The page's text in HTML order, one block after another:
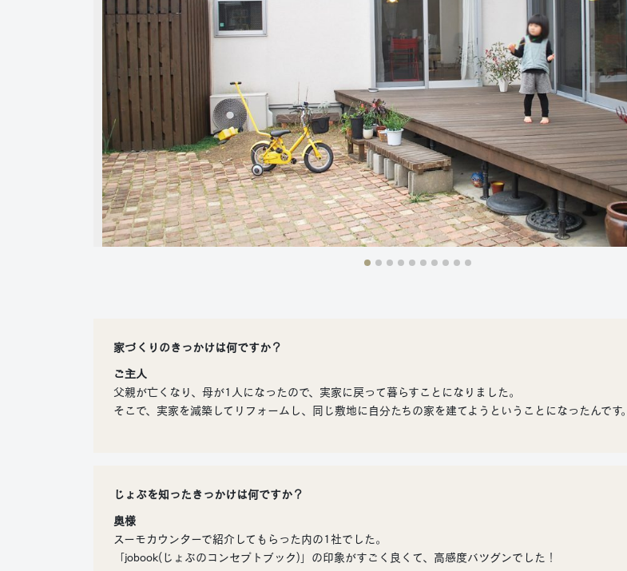
家づくりのきっかけは何ですか？
ご主人
父親が亡くなり、母が1人になったので、実家に戻って暮らすことになりました。
そこで、実家を減築してリフォームし、同じ敷地に自分たちの家を建てようということになったんです。
じょぶを知ったきっかけは何ですか？
奥様
スーモカウンターで紹介してもらった内の1社でした。
「jobook(じょぶのコンセプトブック)」の印象がすごく良くて、高感度バツグンでした！